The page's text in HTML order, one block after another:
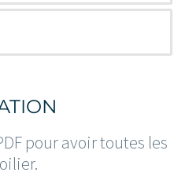
pour avoir toutes les